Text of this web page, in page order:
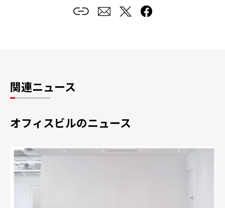
関連ニュース
オフィスビルのニュース